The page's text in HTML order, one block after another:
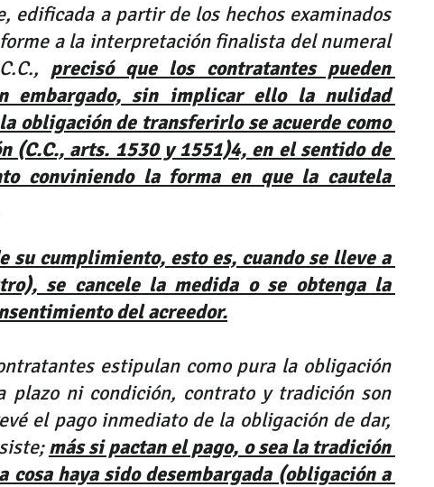
edificada a partir de los hechos examinados
a la interpretación finalista del numeral
precisó que los contratantes pueden
embargado, sin implicar ello la nulidad
obligación de transferirlo se acuerde como
(C.C., arts. 1530 y 1551)4, en el sentido de
conviniendo la forma en que la cautela
su cumplimiento, esto es, cuando se lleve a
se cancele la medida o se obtenga la
del acreedor.
estipulan como pura la obligación
plazo ni condición, contrato y tradición son
el pago inmediato de la obligación de dar,
más si pactan el pago, o sea la tradición
cosa haya sido desembargada (obligación a